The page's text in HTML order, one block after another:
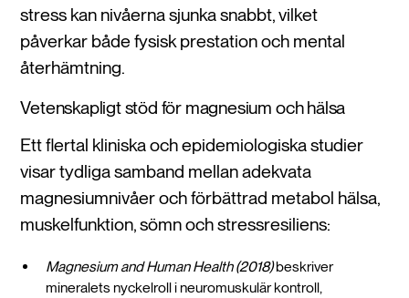
stress kan nivåerna sjunka snabbt, vilket
påverkar både fysisk prestation och mental
återhämtning.
Vetenskapligt stöd för magnesium och hälsa
Ett flertal kliniska och epidemiologiska studier
visar tydliga samband mellan adekvata
magnesiumnivåer och förbättrad metabol hälsa,
muskelfunktion, sömn och stressresiliens:
Magnesium and Human Health (2018)beskriver
mineralets nyckelroll i neuromuskulär kontroll,